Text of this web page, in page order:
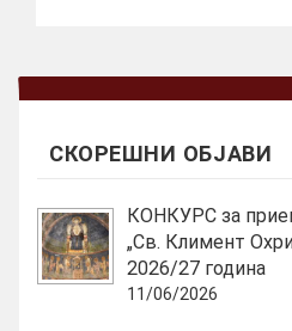
СКОРЕШНИ ОБЈАВИ
КОНКУРС за
„Св. Климент
2026/27 година
11/06/2026